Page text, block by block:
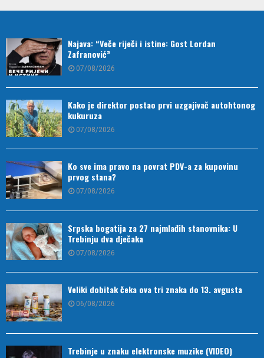
Najava: “Veče riječi i istine: Gost Lordan
Zafranović”
07/08/2026
Kako je direktor postao prvi uzgajivač autohtonog
kukuruza
07/08/2026
Ko sve ima pravo na povrat PDV-a za kupovinu
prvog stana?
07/08/2026
Srpska bogatija za 27 najmlađih stanovnika: U
Trebinju dva dječaka
07/08/2026
Veliki dobitak čeka ova tri znaka do 13. avgusta
06/08/2026
Trebinje u znaku elektronske muzike (VIDEO)